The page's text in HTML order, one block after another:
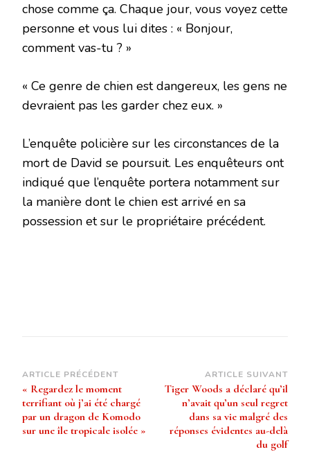
chose comme ça. Chaque jour, vous voyez cette
personne et vous lui dites : « Bonjour,
comment vas-tu ? »
« Ce genre de chien est dangereux, les gens ne
devraient pas les garder chez eux. »
L’enquête policière sur les circonstances de la
mort de David se poursuit. Les enquêteurs ont
indiqué que l’enquête portera notamment sur
la manière dont le chien est arrivé en sa
possession et sur le propriétaire précédent.
Navigation
d’article
ARTICLE PRÉCÉDENT
« Regardez le moment
terrifiant où j’ai été chargé
par un dragon de Komodo
sur une île tropicale isolée »
ARTICLE SUIVANT
Tiger Woods a déclaré qu’il
n’avait qu’un seul regret
dans sa vie malgré des
réponses évidentes au-delà
du golf